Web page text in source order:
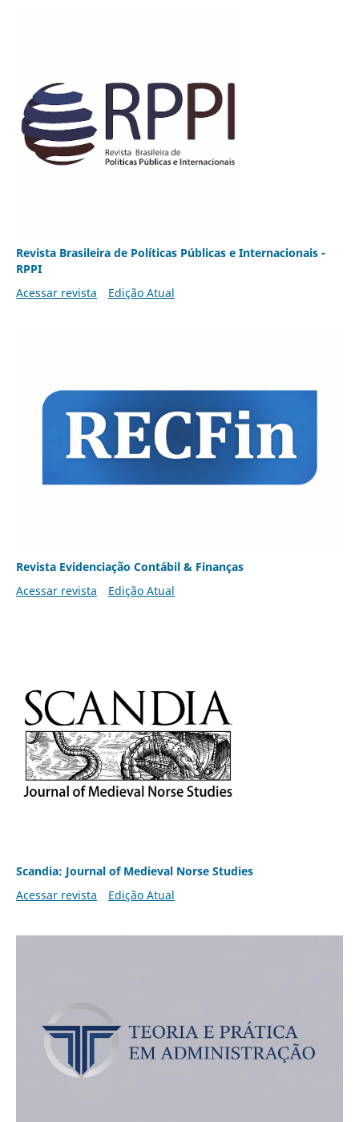
Revista Brasileira de Políticas Públicas e Internacionais -
RPPI
Acessar revista
Edição Atual
Revista Evidenciação Contábil & Finanças
Acessar revista
Edição Atual
Scandia: Journal of Medieval Norse Studies
Acessar revista
Edição Atual